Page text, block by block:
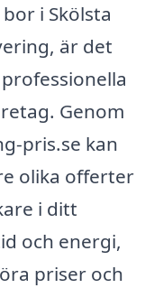
i Skölsta
är det
Genom
pris.se kan
olika offerter
i ditt
och energi,
priser och